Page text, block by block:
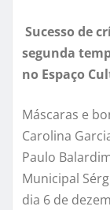
Sucesso de
segunda
no Espaço
Máscaras e
Carolina
Paulo
Municipal
dia 6 de